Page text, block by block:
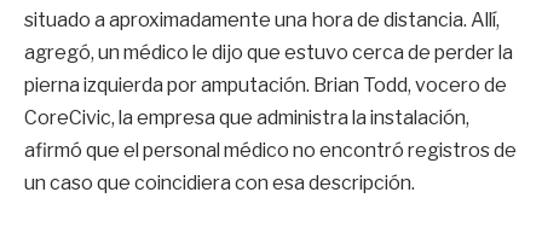
situado a aproximadamente una hora de distancia. Allí,
agregó, un médico le dijo que estuvo cerca de perder la
pierna izquierda por amputación. Brian Todd, vocero de
CoreCivic, la empresa que administra la instalación,
afirmó que el personal médico no encontró registros de
un caso que coincidiera con esa descripción.